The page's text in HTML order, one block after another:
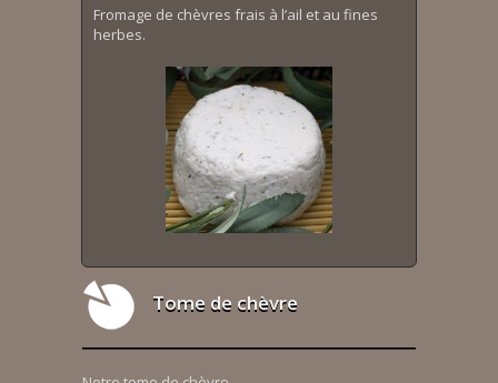
Fromage de chèvres frais à l’ail et au fines
herbes.
Tome de chèvre